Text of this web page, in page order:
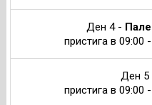
Ден 4 -
пристига в 09:00
Ден 5
пристига в 09:00